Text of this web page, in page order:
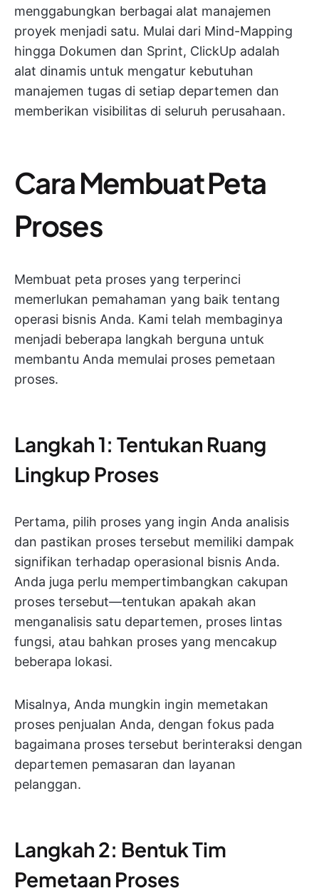
menggabungkan berbagai alat manajemen
proyek menjadi satu. Mulai dari Mind-Mapping
hingga Dokumen dan Sprint, ClickUp adalah
alat dinamis untuk mengatur kebutuhan
manajemen tugas di setiap departemen dan
memberikan visibilitas di seluruh perusahaan.
Cara Membuat Peta
Proses
Membuat peta proses yang terperinci
memerlukan pemahaman yang baik tentang
operasi bisnis Anda. Kami telah membaginya
menjadi beberapa langkah berguna untuk
membantu Anda memulai proses pemetaan
proses.
Langkah 1: Tentukan Ruang
Lingkup Proses
Pertama, pilih proses yang ingin Anda analisis
dan pastikan proses tersebut memiliki dampak
signifikan terhadap operasional bisnis Anda.
Anda juga perlu mempertimbangkan cakupan
proses tersebut—tentukan apakah akan
menganalisis satu departemen, proses lintas
fungsi, atau bahkan proses yang mencakup
beberapa lokasi.
Misalnya, Anda mungkin ingin memetakan
proses penjualan Anda, dengan fokus pada
bagaimana proses tersebut berinteraksi dengan
departemen pemasaran dan layanan
pelanggan.
Langkah 2: Bentuk Tim
Pemetaan Proses